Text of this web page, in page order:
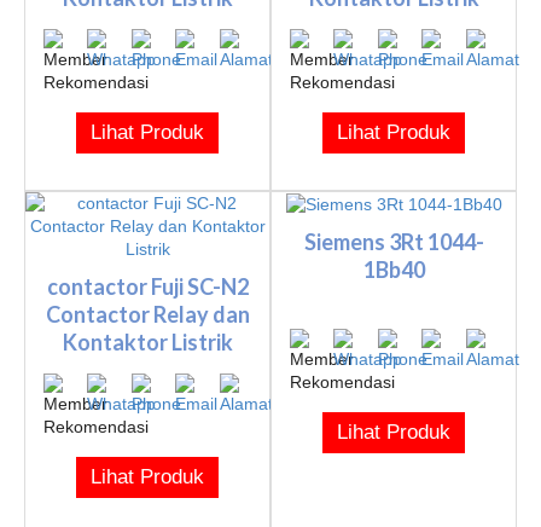
Lihat Produk Lihat Produk
contactor Fuji SC-N2
Contactor Relay dan
Kontaktor Listrik
Lihat Produk
Siemens 3Rt 1044-
1Bb40
Lihat Produk